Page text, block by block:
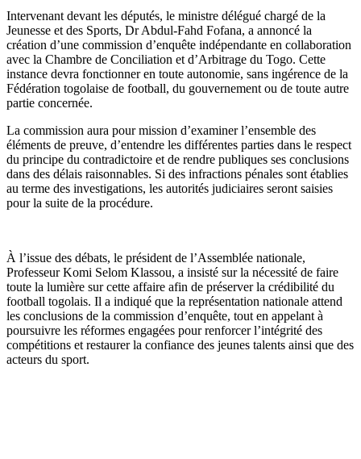
Intervenant devant les députés, le ministre délégué chargé de la
Jeunesse et des Sports, Dr Abdul-Fahd Fofana, a annoncé la
création d’une commission d’enquête indépendante en collaboration
avec la Chambre de Conciliation et d’Arbitrage du Togo. Cette
instance devra fonctionner en toute autonomie, sans ingérence de la
Fédération togolaise de football, du gouvernement ou de toute autre
partie concernée.
La commission aura pour mission d’examiner l’ensemble des
éléments de preuve, d’entendre les différentes parties dans le respect
du principe du contradictoire et de rendre publiques ses conclusions
dans des délais raisonnables. Si des infractions pénales sont établies
au terme des investigations, les autorités judiciaires seront saisies
pour la suite de la procédure.
À l’issue des débats, le président de l’Assemblée nationale,
Professeur Komi Selom Klassou, a insisté sur la nécessité de faire
toute la lumière sur cette affaire afin de préserver la crédibilité du
football togolais. Il a indiqué que la représentation nationale attend
les conclusions de la commission d’enquête, tout en appelant à
poursuivre les réformes engagées pour renforcer l’intégrité des
compétitions et restaurer la confiance des jeunes talents ainsi que des
acteurs du sport.